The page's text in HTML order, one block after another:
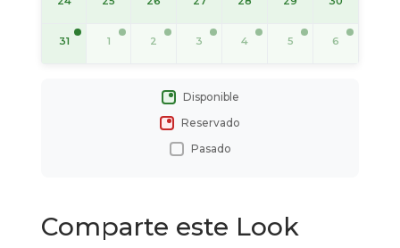
31 1 2 3 4 5 6
Disponible
Reservado
Pasado
Comparte este Look